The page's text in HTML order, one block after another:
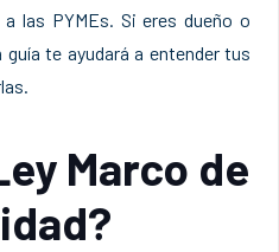
las PYMEs. Si eres dueño o
te ayudará a entender tus
Marco de